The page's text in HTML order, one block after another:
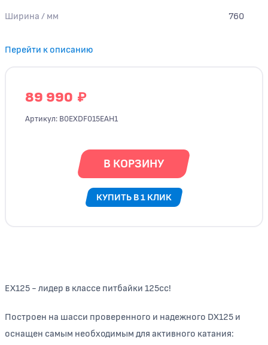
Ширина / мм 760
Перейти к описанию
89 990 ₽
Артикул: B0EXDF015EAH1
В КОРЗИНУ
КУПИТЬ В 1 КЛИК
EX125 - лидер в классе питбайки 125сс!
Построен на шасси проверенного и надежного DX125 и
оснащен самым необходимым для активного катания: